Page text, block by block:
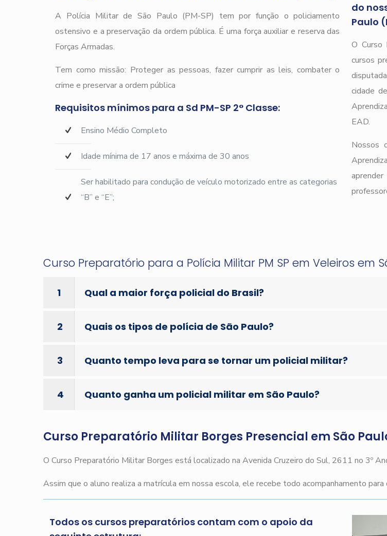
A Polícia Militar de São Paulo (PM-SP) tem por função o policiamento
ostensivo e a preservação da ordem pública. É uma força auxiliar e reserva das
Forças Armadas.
Tem como missão: Proteger as pessoas, fazer cumprir as leis, combater o
crime e preservar a ordem pública
Requisitos mínimos para a Sd PM-SP 2° Classe:
Ensino Médio Completo
Idade mínima de 17 anos e máxima de 30 anos
Ser habilitado para condução de veículo motorizado entre as categorias
“B” e “E”;
do
Paulo
O Curso
cursos
cidade
EAD.
Nossos
Curso Preparatório para a Polícia Militar PM SP em Veleiros em
1 Qual a maior força policial do Brasil?
2 Quais os tipos de polícia de São Paulo?
3 Quanto tempo leva para se tornar um policial militar?
4 Quanto ganha um policial militar em São Paulo?
Curso Preparatório Militar Borges Presencial em São
O Curso Preparatório Militar Borges está localizado na Avenida Cruzeiro do Sul, 2611 no 3º
Assim que o aluno realiza a matrícula em nossa escola, ele recebe todo acompanhamento
Todos os cursos preparatórios contam com o apoio da